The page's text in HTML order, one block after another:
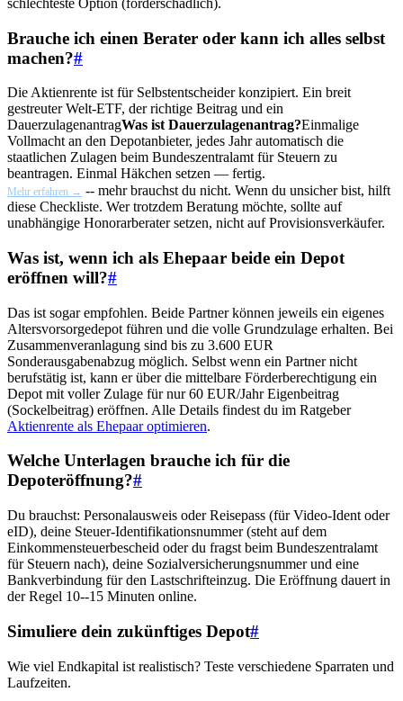
Brauche ich einen Berater oder kann ich alles selbst
machen?#
Die Aktienrente ist für Selbstentscheider konzipiert. Ein breit
gestreuter Welt-ETF, der richtige Beitrag und ein
DauerzulagenantragWas ist Dauerzulagenantrag?Einmalige
Vollmacht an den Depotanbieter, jedes Jahr automatisch die
staatlichen Zulagen beim Bundeszentralamt für Steuern zu
beantragen. Einmal Häkchen setzen — fertig.
Mehr erfahren → -- mehr brauchst du nicht. Wenn du unsicher bist, hilft
diese Checkliste. Wer trotzdem Beratung möchte, sollte auf
unabhängige Honorarberater setzen, nicht auf Provisionsverkäufer.
Was ist, wenn ich als Ehepaar beide ein Depot
eröffnen will?#
Das ist sogar empfohlen. Beide Partner können jeweils ein eigenes
Altersvorsorgedepot führen und die volle Grundzulage erhalten. Bei
Zusammenveranlagung sind bis zu 3.600 EUR
Sonderausgabenabzug möglich. Selbst wenn ein Partner nicht
berufstätig ist, kann er über die mittelbare Förderberechtigung ein
Depot mit voller Zulage für nur 60 EUR/Jahr Eigenbeitrag
(Sockelbeitrag) eröffnen. Alle Details findest du im Ratgeber
Aktienrente als Ehepaar optimieren.
Welche Unterlagen brauche ich für die
Depoteröffnung?#
Du brauchst: Personalausweis oder Reisepass (für Video-Ident oder
eID), deine Steuer-Identifikationsnummer (steht auf dem
Einkommensteuerbescheid oder du fragst beim Bundeszentralamt
für Steuern nach), deine Sozialversicherungsnummer und eine
Bankverbindung für den Lastschrifteinzug. Die Eröffnung dauert in
der Regel 10--15 Minuten online.
Simuliere dein zukünftiges Depot#
Wie viel Endkapital ist realistisch? Teste verschiedene Sparraten und
Laufzeiten.